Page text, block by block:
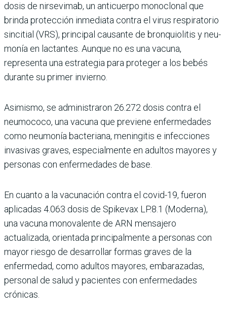
dosis de nirsevimab, un anticuerpo monoclonal que
brinda protección inmediata contra el virus respiratorio
sincitial (VRS), principal cau­sante de bronquiolitis y neu­
monía en lactantes. Aunque no es una vacuna,
representa una estrategia para proteger a los bebés
durante su primer invierno.
Asimismo, se administra­ron 26.272 dosis contra el
neumococo, una vacuna que previene enfermedades
como neumonía bacteriana, menin­gitis e infecciones
invasivas graves, especialmente en adultos mayores y
personas con enfermedades de base.
En cuanto a la vacunación contra el covid-19, fueron
aplicadas 4.063 dosis de Spikevax LP.8.1 (Moderna),
una vacuna monovalente de ARN mensajero
actualizada, orientada principalmente a personas con
mayor riesgo de desarrollar formas gra­ves de la
enfermedad, como adultos mayores, embara­zadas,
personal de salud y pacientes con enfermeda­des
crónicas.